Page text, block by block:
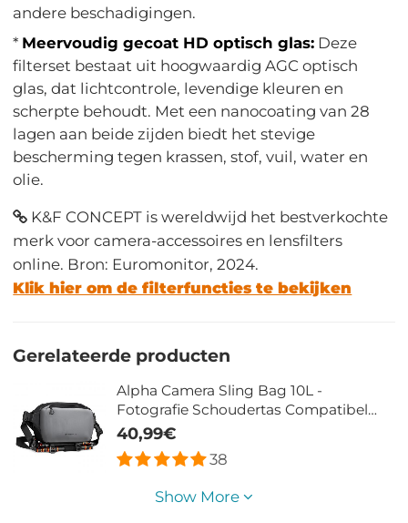
andere beschadigingen.
* Meervoudig gecoat HD optisch glas: Deze
filterset bestaat uit hoogwaardig AGC optisch
glas, dat lichtcontrole, levendige kleuren en
scherpte behoudt. Met een nanocoating van 28
lagen aan beide zijden biedt het stevige
bescherming tegen krassen, stof, vuil, water en
olie.
K&F CONCEPT is wereldwijd het bestverkochte
merk voor camera-accessoires en lensfilters
online. Bron: Euromonitor, 2024.
Klik hier om de filterfuncties te bekijken
Gerelateerde producten
Alpha Camera Sling Bag 10L -
Fotografie Schoudertas Compatibel
met Canon, Nikon, Sony Camera's en
DJI Mavic Drone (Grijs)
40,99€
38
Show More